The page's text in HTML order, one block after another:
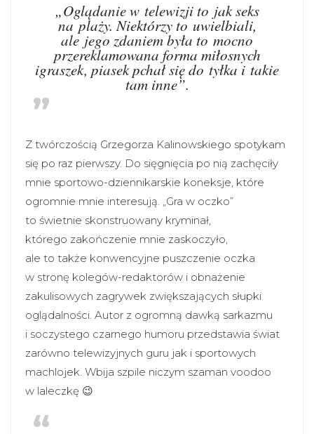
„Oglądanie w telewizji to jak seks
na plaży. Niektórzy to uwielbiali,
ale jego zdaniem była to mocno
przereklamowana forma miłosnych
igraszek, piasek pchał się do tyłka i takie
tam inne”.
Z twórczością Grzegorza Kalinowskiego spotykam
się po raz pierwszy. Do sięgnięcia po nią zachęciły
mnie sportowo-dziennikarskie koneksje, które
ogromnie mnie interesują. „Gra w oczko”
to świetnie skonstruowany kryminał,
którego zakończenie mnie zaskoczyło,
ale to także konwencyjne puszczenie oczka
w stronę kolegów-redaktorów i obnażenie
zakulisowych zagrywek zwiększających słupki
oglądalności. Autor z ogromną dawką sarkazmu
i soczystego czarnego humoru przedstawia świat
zarówno telewizyjnych guru jak i sportowych
machlojek. Wbija szpile niczym szaman voodoo
w laleczkę 😉